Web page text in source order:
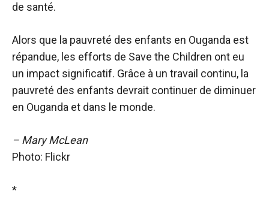
de santé.
Alors que la pauvreté des enfants en Ouganda est
répandue, les efforts de Save the Children ont eu
un impact significatif. Grâce à un travail continu, la
pauvreté des enfants devrait continuer de diminuer
en Ouganda et dans le monde.
– Mary McLean
Photo: Flickr
*